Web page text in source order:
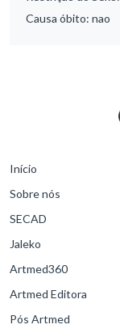
Causa óbito: nao
Início
Sobre nós
SECAD
Jaleko
Artmed360
Artmed Editora
Pós Artmed